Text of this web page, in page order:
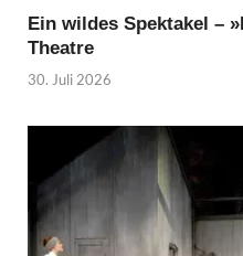
Ein wildes Spektakel –
Theatre
30. Juli 2026